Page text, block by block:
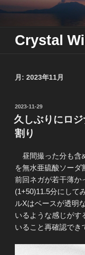
Skip
content
Crystal
月: 2023年11月
投
稿
日:
2023-11-29
久しぶりにロ
割り
昼間撮った分も含
を無水亜硫酸ソーダ
前回ネガが若干薄か
(1+50)11.5分にして
ルXはベースが透明
いるような感じがす
いること再確認でき